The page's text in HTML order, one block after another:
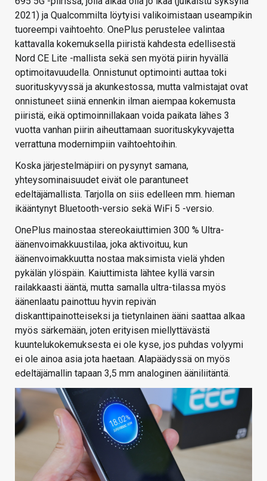
2021) ja Qualcommilta löytyisi valikoimistaan useampikin
tuoreempi vaihtoehto. OnePlus perustelee valintaa
kattavalla kokemuksella piiristä kahdesta edellisestä
Nord CE Lite -mallista sekä sen myötä piirin hyvällä
optimoitavuudella. Onnistunut optimointi auttaa toki
suorituskyvyssä ja akunkestossa, mutta valmistajat ovat
onnistuneet siinä ennenkin ilman aiempaa kokemusta
piiristä, eikä optimoinnillakaan voida paikata lähes 3
vuotta vanhan piirin aiheuttamaan suorituskykyvajetta
verrattuna modernimpiin vaihtoehtoihin.
Koska järjestelmäpiiri on pysynyt samana,
yhteysominaisuudet eivät ole parantuneet
edeltäjämallista. Tarjolla on siis edelleen mm. hieman
ikääntynyt Bluetooth-versio sekä WiFi 5 -versio.
OnePlus mainostaa stereokaiuttimien 300 % Ultra-
äänenvoimakkuustilaa, joka aktivoituu, kun
äänenvoimakkuutta nostaa maksimista vielä yhden
pykälän ylöspäin. Kaiuttimista lähtee kyllä varsin
railakkaasti ääntä, mutta samalla ultra-tilassa myös
äänenlaatu painottuu hyvin repivän
diskanttipainotteiseksi ja tietynlainen ääni saattaa alkaa
myös särkemään, joten erityisen miellyttävästä
kuuntelukokemuksesta ei ole kyse, jos puhdas volyymi
ei ole ainoa asia jota haetaan. Alapäädyssä on myös
edeltäjämallin tapaan 3,5 mm analoginen ääniliitäntä.